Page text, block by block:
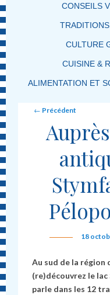
CONSEILS
CULTURE
CUISINE &
ALIMENTATION ET
Post navigation
← Précédent
18
Au sud de la région
(re)découvrez le
parle dans les 12